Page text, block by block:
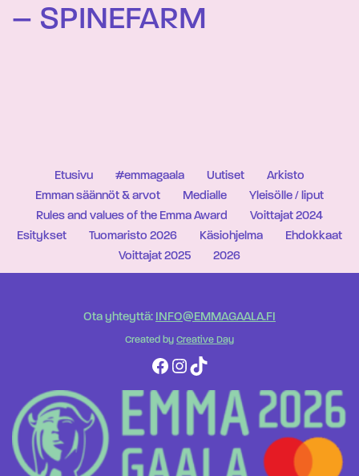
– SPINEFARM
Etusivu #emmagaala Uutiset
Arkisto
Emman säännöt & arvot
Medialle
Yleisölle / liput
Rules and values of the Emma Award
Voittajat 2024
Esitykset
Tuomaristo 2026 Käsiohjelma
Ehdokkaat
Voittajat 2025
2026
Ota yhteyttä: INFO@EMMAGAALA.FI
Created by Creative Day